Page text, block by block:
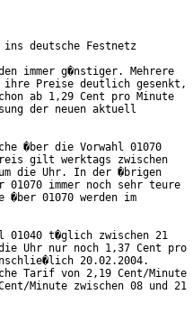
deutsche Festnetz
immer g�nstiger. Mehrere
ihre Preise deutlich gesenkt,
ab 1,29 Cent pro Minute
der neuen aktuell
�ber die Vorwahl 01070
gilt werktags zwischen
um die Uhr. In der �brigen
01070 immer noch sehr teure
�ber 01070 werden im
t�glich zwischen 21
die Uhr nur noch 1,37 Cent pro
20.02.2004.
Tarif von 2,19 Cent/Minute
Minute zwischen 08 und 21